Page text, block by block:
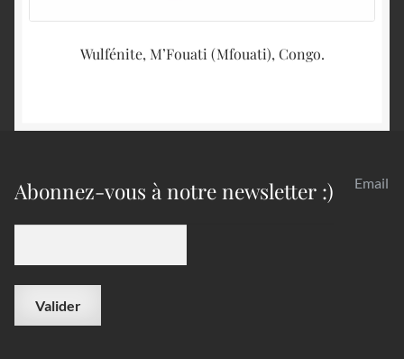
Wulfénite, M’Fouati (Mfouati), Congo.
Abonnez-vous à notre newsletter :) Email